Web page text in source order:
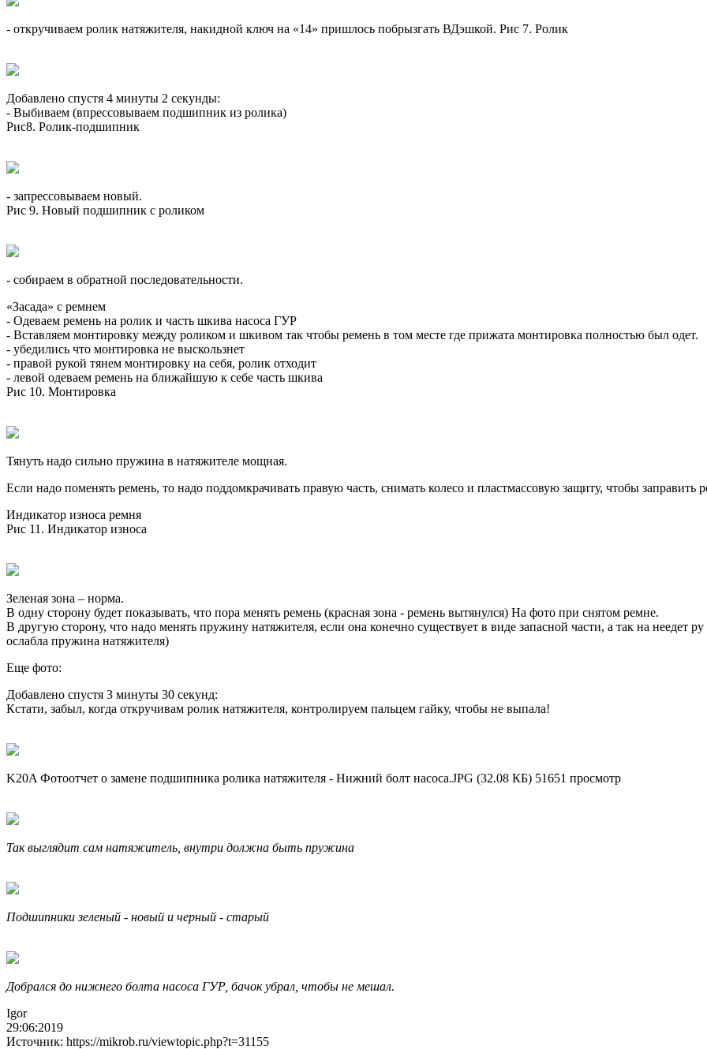
- откручиваем ролик натяжителя, накидной ключ на «14» пришлось побрызгать ВДэшкой. Рис 7. Ролик
Добавлено спустя 4 минуты 2 секунды:
- Выбиваем (впрессовываем подшипник из ролика)
Рис8. Ролик-подшипник
- запрессовываем новый.
Рис 9. Новый подшипник с роликом
- собираем в обратной последовательности.
«Засада» с ремнем
- Одеваем ремень на ролик и часть шкива насоса ГУР
- Вставляем монтировку между роликом и шкивом так чтобы ремень в том месте где прижата монтировка полностью был одет.
- убедились что монтировка не выскользнет
- правой рукой тянем монтировку на себя, ролик отходит
- левой одеваем ремень на ближайшую к себе часть шкива
Рис 10. Монтировка
Тянуть надо сильно пружина в натяжителе мощная.
Если надо поменять ремень, то надо поддомкрачивать правую часть, снимать колесо и пластмассовую защиту, чтобы заправить
Индикатор износа ремня
Рис 11. Индикатор износа
Зеленая зона – норма.
В одну сторону будет показывать, что пора менять ремень (красная зона - ремень вытянулся) На фото при снятом ремне.
В другую сторону, что надо менять пружину натяжителя, если она конечно существует в виде запасной части, а так на неедет
ослабла пружина натяжителя)
Еще фото:
Добавлено спустя 3 минуты 30 секунд:
Кстати, забыл, когда откручивам ролик натяжителя, контролируем пальцем гайку, чтобы не выпала!
K20A Фотоотчет о замене подшипника ролика натяжителя - Нижний болт насоса.JPG (32.08 КБ) 51651 просмотр
Так выглядит сам натяжитель, внутри должна быть пружина
Подшипники зеленый - новый и черный - старый
Добрался до нижнего болта насоса ГУР, бачок убрал, чтобы не мешал.
Igor
29:06:2019
Источник: https://mikrob.ru/viewtopic.php?t=31155